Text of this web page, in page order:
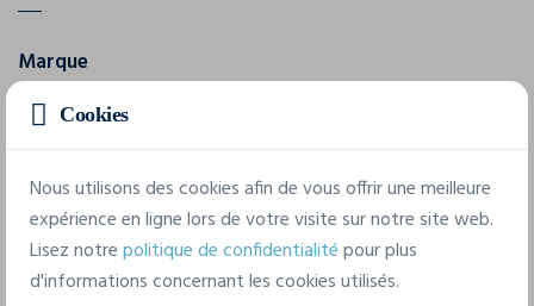
Marque
Référence
23MBM1901
Grammage
210 g/m²
Cookies
Nous utilisons des cookies afin de vous offrir une meilleure
expérience en ligne lors de votre visite sur notre site web.
Lisez notrepolitique de confidentialitépour plus
d'informations concernant les cookies utilisés.